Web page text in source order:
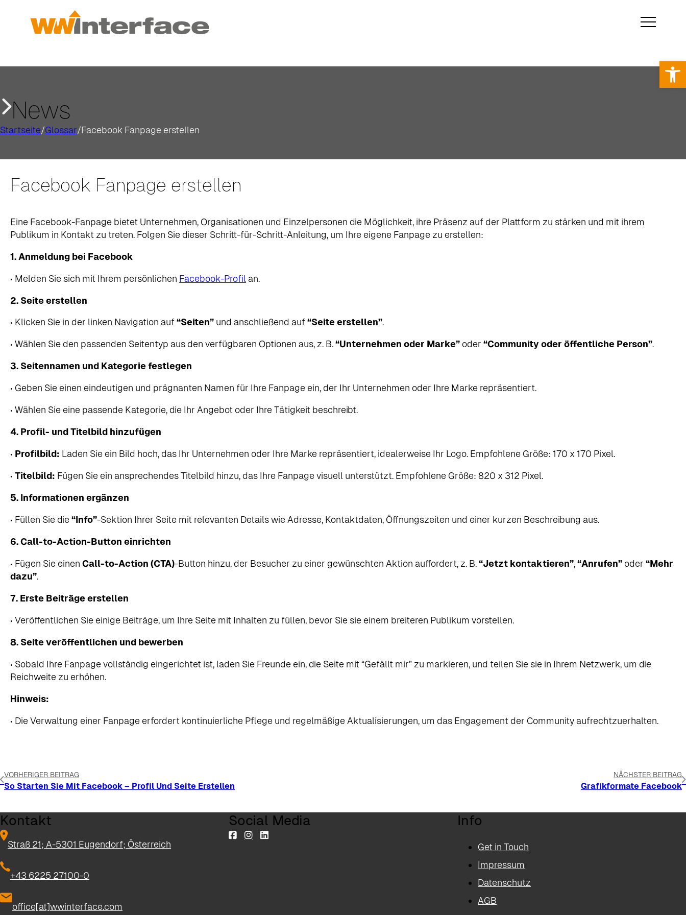
News
Startseite/Glossar/Facebook Fanpage erstellen
Facebook Fanpage erstellen
Eine Facebook-Fanpage bietet Unternehmen, Organisationen und Einzelpersonen die Möglichkeit, ihre Präsenz auf der Plattform zu stärken und mit ihrem
Publikum in Kontakt zu treten. Folgen Sie dieser Schritt-für-Schritt-Anleitung, um Ihre eigene Fanpage zu erstellen:
1. Anmeldung bei Facebook
• Melden Sie sich mit Ihrem persönlichen Facebook-Profil an.
2. Seite erstellen
• Klicken Sie in der linken Navigation auf“Seiten”und anschließend auf“Seite erstellen”.
• Wählen Sie den passenden Seitentyp aus den verfügbaren Optionen aus, z. B.“Unternehmen oder Marke”oder “Community oder öffentliche Person”.
3. Seitennamen und Kategorie festlegen
• Geben Sie einen eindeutigen und prägnanten Namen für Ihre Fanpage ein, der Ihr Unternehmen oder Ihre Marke repräsentiert.
• Wählen Sie eine passende Kategorie, die Ihr Angebot oder Ihre Tätigkeit beschreibt.
4. Profil- und Titelbild hinzufügen
• Profilbild: Laden Sie ein Bild hoch, das Ihr Unternehmen oder Ihre Marke repräsentiert, idealerweise Ihr Logo. Empfohlene Größe: 170 x 170 Pixel.
• Titelbild: Fügen Sie ein ansprechendes Titelbild hinzu, das Ihre Fanpage visuell unterstützt. Empfohlene Größe: 820 x 312 Pixel.
5. Informationen ergänzen
• Füllen Sie die“Info”-Sektion Ihrer Seite mit relevanten Details wie Adresse, Kontaktdaten, Öffnungszeiten und einer kurzen Beschreibung aus.
6. Call-to-Action-Button einrichten
• Fügen Sie einen Call-to-Action (CTA)-Button hinzu, der Besucher zu einer gewünschten Aktion auffordert, z. B.“Jetzt kontaktieren”,“Anrufen”oder “Mehr
dazu”.
7. Erste Beiträge erstellen
• Veröffentlichen Sie einige Beiträge, um Ihre Seite mit Inhalten zu füllen, bevor Sie sie einem breiteren Publikum vorstellen.
8. Seite veröffentlichen und bewerben
• Sobald Ihre Fanpage vollständig eingerichtet ist, laden Sie Freunde ein, die Seite mit “Gefällt mir” zu markieren, und teilen Sie sie in Ihrem Netzwerk, um die
Reichweite zu erhöhen.
Hinweis:
• Die Verwaltung einer Fanpage erfordert kontinuierliche Pflege und regelmäßige Aktualisierungen, um das Engagement der Community aufrechtzuerhalten.
VORHERIGER BEITRAG
So Starten Sie Mit Facebook – Profil Und Seite Erstellen
NÄCHSTER BEITRAG
Grafikformate Facebook
Kontakt
Straß 21; A-5301 Eugendorf; Österreich
+43 6225 27100-0
office[at]wwinterface.com
Social Media Info
Get in Touch
Impressum
Datenschutz
AGB